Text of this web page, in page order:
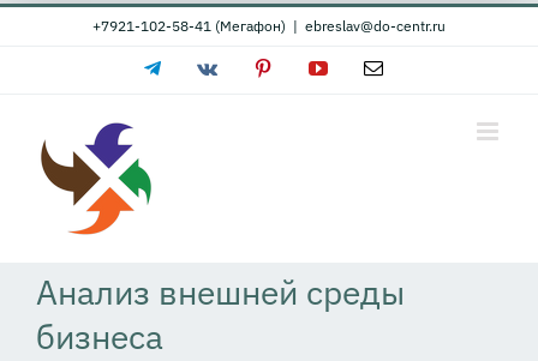
Skip
+7921-102-58-41 (Мегафон) | ebreslav@do-centr.ru
TelegramVk PinterestYouTubeEmail
Анализ внешней среды
бизнеса